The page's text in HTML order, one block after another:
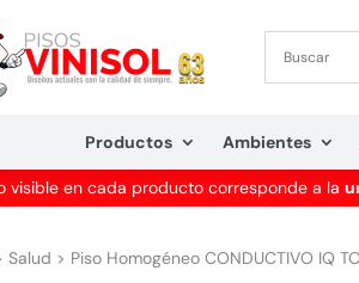
Productos Ambientes
visible en cada producto corresponde a la
Salud > Piso Homogéneo CONDUCTIVO IQ